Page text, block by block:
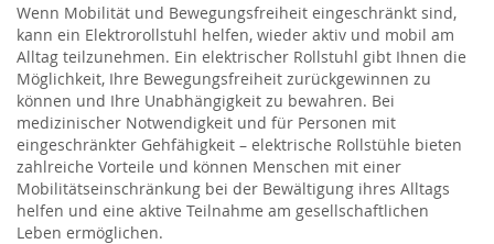
Wenn Mobilität und Bewegungsfreiheit eingeschränkt sind,
kann ein Elektrorollstuhl helfen, wieder aktiv und mobil am
Alltag teilzunehmen. Ein elektrischer Rollstuhl gibt Ihnen die
Möglichkeit, Ihre Bewegungsfreiheit zurückgewinnen zu
können und Ihre Unabhängigkeit zu bewahren. Bei
medizinischer Notwendigkeit und für Personen mit
eingeschränkter Gehfähigkeit – elektrische Rollstühle bieten
zahlreiche Vorteile und können Menschen mit einer
Mobilitätseinschränkung bei der Bewältigung ihres Alltags
helfen und eine aktive Teilnahme am gesellschaftlichen
Leben ermöglichen.